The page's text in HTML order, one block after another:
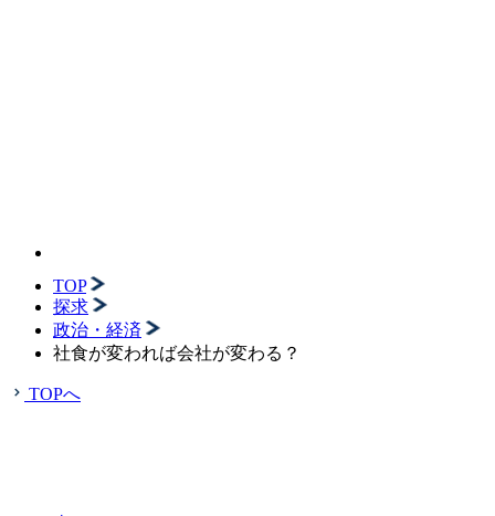
TOP
探求
政治・経済
社食が変われば会社が変わる？
TOPへ